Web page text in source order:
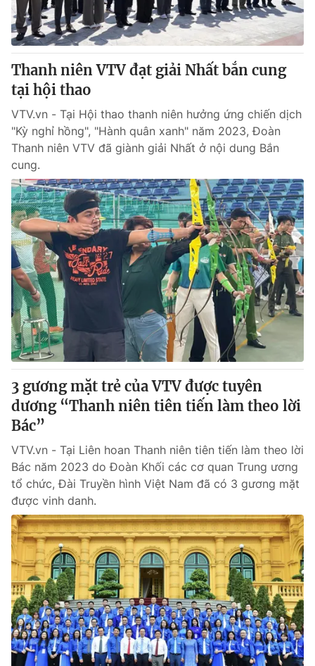
Thanh niên VTV đạt giải Nhất bắn cung
tại hội thao
VTV.vn - Tại Hội thao thanh niên hưởng ứng chiến dịch
"Kỳ nghỉ hồng", "Hành quân xanh" năm 2023, Đoàn
Thanh niên VTV đã giành giải Nhất ở nội dung Bắn
cung.
3 gương mặt trẻ của VTV được tuyên
dương “Thanh niên tiên tiến làm theo lời
Bác”
VTV.vn - Tại Liên hoan Thanh niên tiên tiến làm theo lời
Bác năm 2023 do Đoàn Khối các cơ quan Trung ương
tổ chức, Đài Truyền hình Việt Nam đã có 3 gương mặt
được vinh danh.